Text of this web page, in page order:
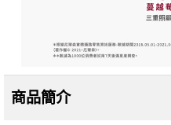
商品簡介